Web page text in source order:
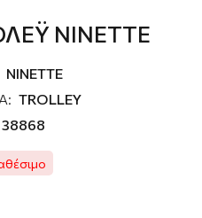
NINETTE
NINETTE
TROLLEY
38868